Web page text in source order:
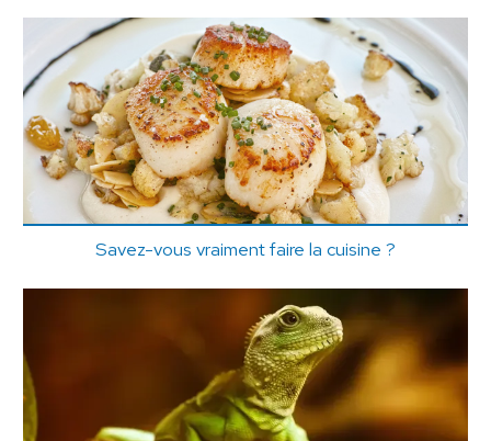
Savez-vous vraiment faire la cuisine ?